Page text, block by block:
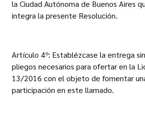
la Ciudad Autónoma de Buenos Aires
integra la presente Resolución.
Artículo 4º: Establézcase la entrega
pliegos necesarios para ofertar en la
13/2016 con el objeto de fomentar
participación en este llamado.